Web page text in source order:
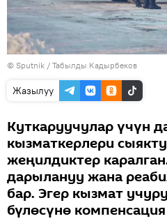
© Sputnik / Табылды Кадырбеков
Жазылуу
Куткаруучулар үчүн
кызматкерлери
жеңилдиктер
дарылануу жана
бар. Эгер кызмат
бүлөсүнө